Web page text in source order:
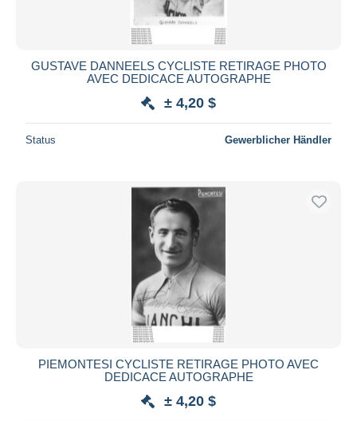
GUSTAVE DANNEELS CYCLISTE RETIRAGE PHOTO
AVEC DEDICACE AUTOGRAPHE
± 4,20 $
Status Gewerblicher Händler
PIEMONTESI CYCLISTE RETIRAGE PHOTO AVEC
DEDICACE AUTOGRAPHE
± 4,20 $